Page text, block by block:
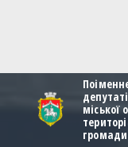
міської
громади